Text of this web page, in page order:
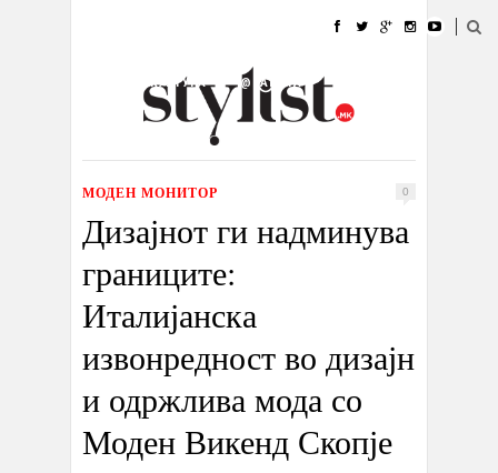
УБАВИНА
КУЛТУРА @РАБОТА
ИЗЛОГ
МОДЕН МОНИТОР 0
Дизајнот ги надминува
границите:
Италијанска
извонредност во дизајн
и одржлива мода со
Моден Викенд Скопје